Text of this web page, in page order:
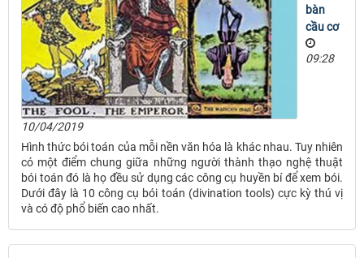
bàn
cầu cơ
09:28
10/04/2019
Hình thức bói toán của mỗi nền văn hóa là khác nhau. Tuy nhiên
có một điểm chung giữa những người thành thạo nghệ thuật
bói toán đó là họ đều sử dụng các công cụ huyền bí để xem bói.
Dưới đây là 10 công cụ bói toán (divination tools) cực kỳ thú vị
và có độ phổ biến cao nhất.